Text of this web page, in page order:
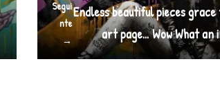
Segui
nte
→
Endless beautiful pieces
art page… Wow What